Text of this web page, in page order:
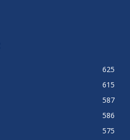
625
615
587
586
575